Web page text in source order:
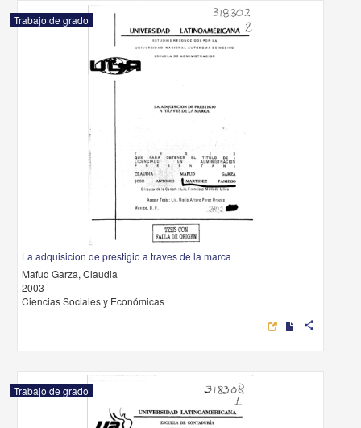
Trabajo de grado
La adquisicion de prestigio a traves de la marca
Mafud Garza, Claudia
2003
Ciencias Sociales y Económicas
share
Trabajo de grado